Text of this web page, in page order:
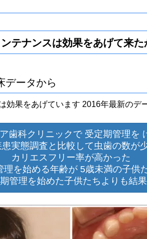
ンテナンスは効果をあげて来た
データから
効果をあげています 2016年最新のデ
歯科クリニックで受定期管理を
実態調査と比較して虫歯の数が
カリエスフリー率が高かった
理を始める年齢が5歳未満の子供
管理を始めた子供たちよりも結